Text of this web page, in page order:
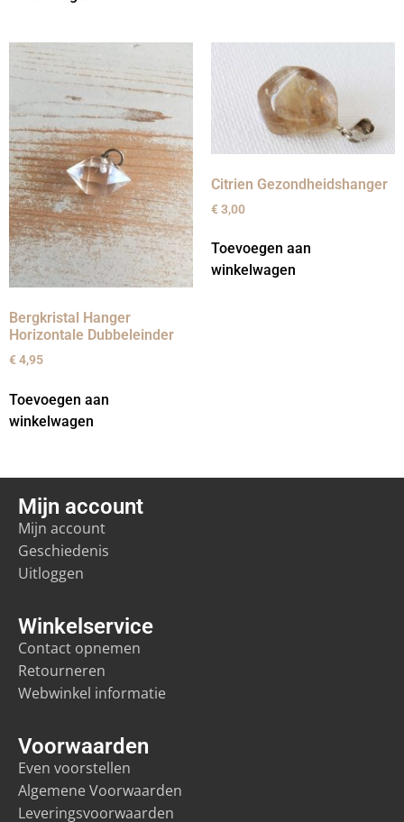
Bergkristal Hanger
Horizontale Dubbeleinder
€4,95
Toevoegen aan
winkelwagen
Citrien Gezondheidshanger
€3,00
Toevoegen aan
winkelwagen
Voorwaarden
Even voorstellen
Algemene Voorwaarden
Leveringsvoorwaarden
Winkelservice
Contact opnemen
Retourneren
Webwinkel informatie
Mijn account
Mijn account
Geschiedenis
Uitloggen